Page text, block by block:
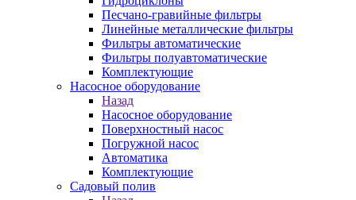
Песчано-гравийные фильтры
Линейные металлические фильтры
Фильтры автоматические
Фильтры полуавтоматические
Комплектующие
Насосное оборудование
Назад
Насосное оборудование
Поверхностный насос
Погружной насос
Автоматика
Комплектующие
Садовый полив